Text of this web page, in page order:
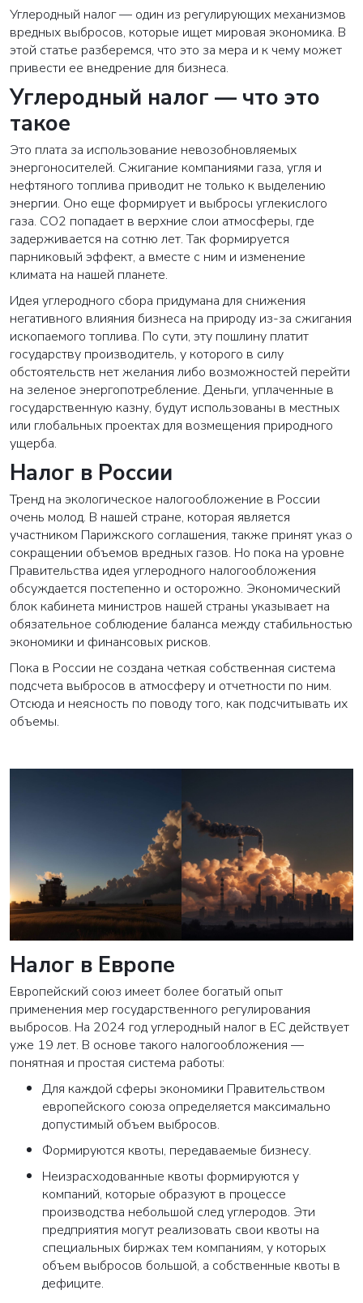
Углеродный налог — один из регулирующих механизмов
вредных выбросов, которые ищет мировая экономика. В
этой статье разберемся, что это за мера и к чему может
привести ее внедрение для бизнеса.
Углеродный налог — что это
такое
Это плата за использование невозобновляемых
энергоносителей. Сжигание компаниями газа, угля и
нефтяного топлива приводит не только к выделению
энергии. Оно еще формирует и выбросы углекислого
газа. CO2 попадает в верхние слои атмосферы, где
задерживается на сотню лет. Так формируется
парниковый эффект, а вместе с ним и изменение
климата на нашей планете.
Идея углеродного сбора придумана для снижения
негативного влияния бизнеса на природу из-за сжигания
ископаемого топлива. По сути, эту пошлину платит
государству производитель, у которого в силу
обстоятельств нет желания либо возможностей перейти
на зеленое энергопотребление. Деньги, уплаченные в
государственную казну, будут использованы в местных
или глобальных проектах для возмещения природного
ущерба.
Налог в России
Тренд на экологическое налогообложение в России
очень молод. В нашей стране, которая является
участником Парижского соглашения, также принят указ о
сокращении объемов вредных газов. Но пока на уровне
Правительства идея углеродного налогообложения
обсуждается постепенно и осторожно. Экономический
блок кабинета министров нашей страны указывает на
обязательное соблюдение баланса между стабильностью
экономики и финансовых рисков.
Пока в России не создана четкая собственная система
подсчета выбросов в атмосферу и отчетности по ним.
Отсюда и неясность по поводу того, как подсчитывать их
объемы.
Налог в Европе
Европейский союз имеет более богатый опыт
применения мер государственного регулирования
выбросов. На 2024 год углеродный налог в ЕС действует
уже 19 лет. В основе такого налогообложения —
понятная и простая система работы:
Для каждой сферы экономики Правительством
европейского союза определяется максимально
допустимый объем выбросов.
Формируются квоты, передаваемые бизнесу.
Неизрасходованные квоты формируются у
компаний, которые образуют в процессе
производства небольшой след углеродов. Эти
предприятия могут реализовать свои квоты на
специальных биржах тем компаниям, у которых
объем выбросов большой, а собственные квоты в
дефиците.